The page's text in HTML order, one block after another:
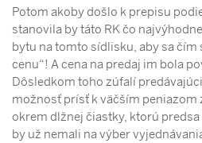
Potom akoby došlo k prepisu
stanovila by táto RK čo
bytu na tomto sídlisku, aby sa čím
cenu“! A cena na predaj im bola
Dôsledkom toho zúfalí
možnosť prísť k väčším peniazom
okrem dlžnej čiastky, ktorú
by už nemali na výber